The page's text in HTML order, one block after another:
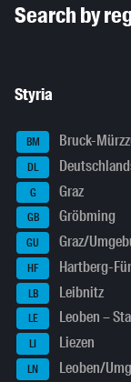
Search by
Styria
BM Bruck-
DL
G Graz
GB Gröbming
GU Graz/
HF Hartberg-
LB Leibnitz
LE Leoben –
LI Liezen
LN Leoben/